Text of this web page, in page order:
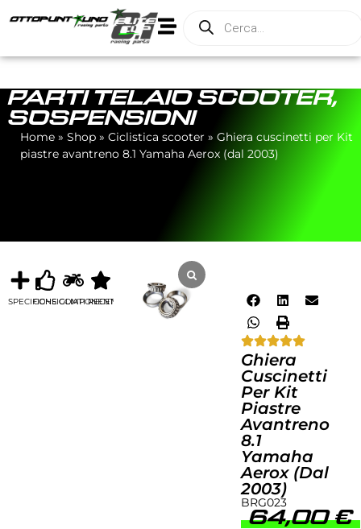
PARTI TELAIO SCOOTER,
SOSPENSIONI
Home » Shop » Ciclistica scooter » Ghiera cuscinetti per Kit
piastre avantreno 8.1 Yamaha Aerox (dal 2003)
SPECIFICHECONSIGLIATICOMPONENTI
RECENSIONI
Ghiera
Cuscinetti
Per Kit
Piastre
Avantreno
8.1
Yamaha
Aerox (dal
2003)
BRG023
64,00€